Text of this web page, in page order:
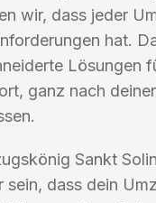
wir, dass jeder
hat.
Lösungen
ganz nach
Sankt
sein, dass dein